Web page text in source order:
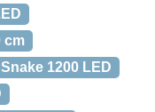
cm
1200 LED